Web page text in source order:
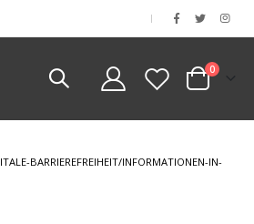
|
Cart
0Artikel
BARRIEREFREIHEIT/INFORMATIONEN-IN-